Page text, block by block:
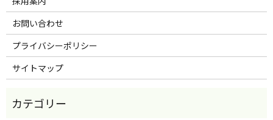
お問い合わせ
プライバシーポリシー
サイトマップ